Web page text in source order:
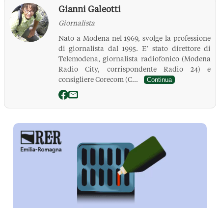
Gianni Galeotti
Giornalista
Nato a Modena nel 1969, svolge la professione
di giornalista dal 1995. E’ stato direttore di
Telemodena, giornalista radiofonico (Modena
Radio City, corrispondente Radio 24) e
consigliere Corecom (C...
Continua
La Pressa